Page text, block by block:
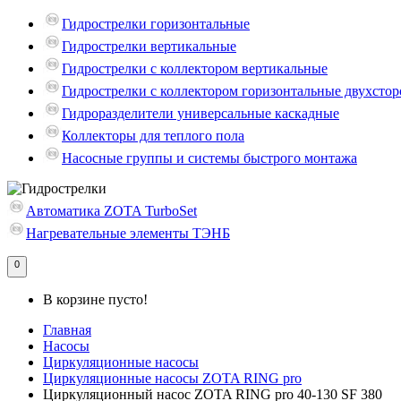
Гидрострелки горизонтальные
Гидрострелки вертикальные
Гидрострелки с коллектором вертикальные
Гидрострелки с коллектором горизонтальные
Гидроразделители универсальные каскадные
Коллекторы для теплого пола
Насосные группы и системы быстрого монтажа
Автоматика ZOTA TurboSet
Нагревательные элементы ТЭНБ
0
В корзине пусто!
Главная
Насосы
Циркуляционные насосы
Циркуляционные насосы ZOTA RING pro
Циркуляционный насос ZOTA RING pro 40-130 SF 380